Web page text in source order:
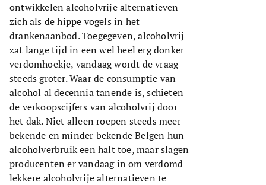
ontwikkelen alcoholvrije alternatieven
zich als de hippe vogels in het
drankenaanbod. Toegegeven, alcoholvrij
zat lange tijd in een wel heel erg donker
verdomhoekje, vandaag wordt de vraag
steeds groter. Waar de consumptie van
alcohol al decennia tanende is, schieten
de verkoopscijfers van alcoholvrij door
het dak. Niet alleen roepen steeds meer
bekende en minder bekende Belgen hun
alcoholverbruik een halt toe, maar slagen
producenten er vandaag in om verdomd
lekkere alcoholvrije alternatieven te